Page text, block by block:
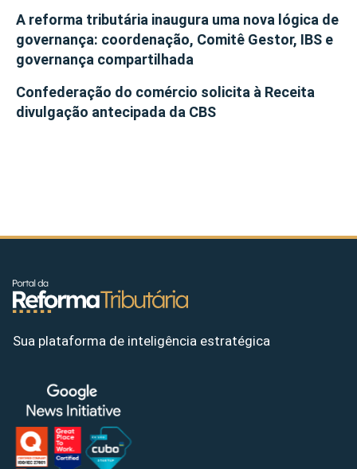
A reforma tributária inaugura uma nova lógica de
governança: coordenação, Comitê Gestor, IBS e
governança compartilhada
Confederação do comércio solicita à Receita
divulgação antecipada da CBS
Sua plataforma de inteligência estratégica